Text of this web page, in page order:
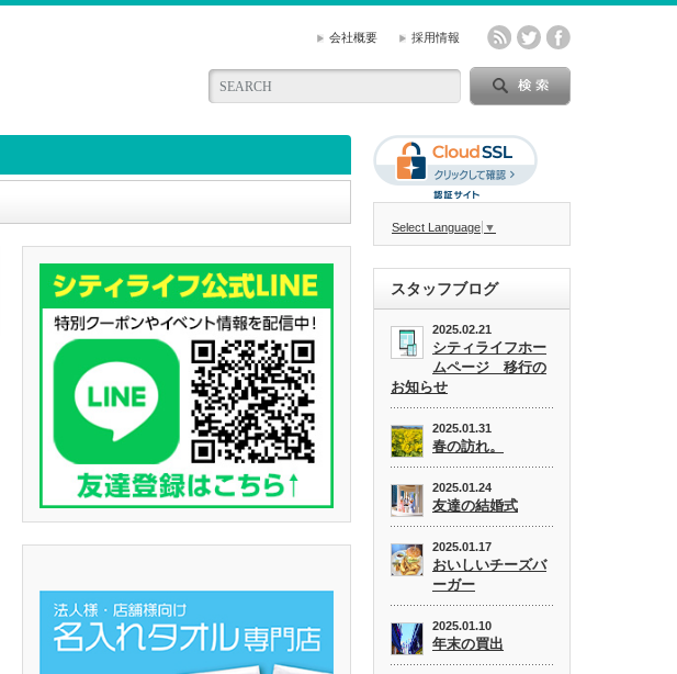
会社概要 採用情報
Select Language ▼
スタッフブログ
2025.02.21
シティライフホー
ムページ 移行の
お知らせ
2025.01.31
春の訪れ。
2025.01.24
友達の結婚式
2025.01.17
おいしいチーズバ
ーガー
2025.01.10
年末の買出